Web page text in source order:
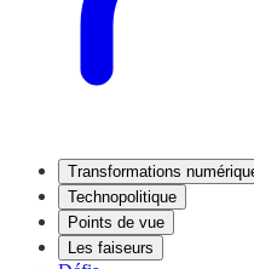
Transformations
Technopolitique
Points de vue
Les faiseurs